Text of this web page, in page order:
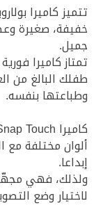
تتميز كاميرا
خفيفة، صغيرة
جميل.
تمتاز كاميرا
وطباعتها بنفسه.
ألوان مختلفة مع
إبداعا.
لاختيار وضع